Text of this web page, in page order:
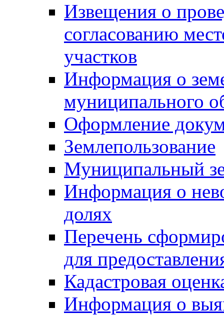
Извещения о
согласованию
участков
Информация о
муниципального
Оформление
Землепользование
Муниципальный
Информация о
долях
Перечень
для
Кадастровая
Информация о